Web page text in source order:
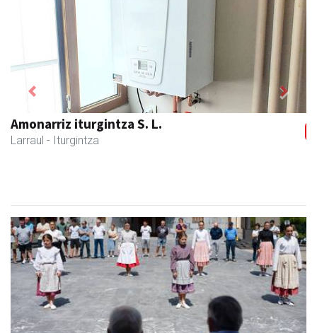
Amonarriz iturgintza S. L.
Larraul - Iturgintza
Previous Next